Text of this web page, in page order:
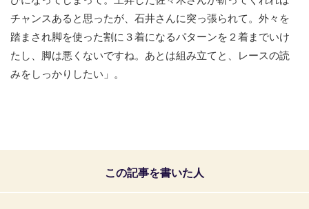
チャンスあると思ったが、石井さんに突っ張られて。外々を
踏まされ脚を使った割に３着になるパターンを２着までいけ
たし、脚は悪くないですね。あとは組み立てと、レースの読
みをしっかりしたい」。
この記事を書いた人